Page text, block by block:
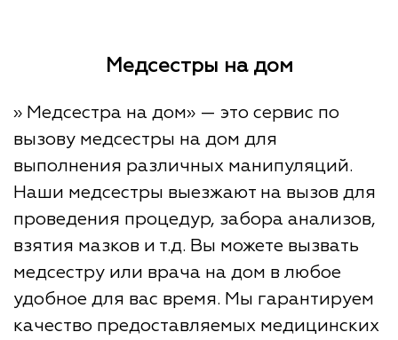
Медсестры на дом
» Медсестра на дом» — это сервис по
вызову медсестры на дом для
выполнения различных манипуляций.
Наши медсестры выезжают на вызов для
проведения процедур, забора анализов,
взятия мазков и т.д. Вы можете вызвать
медсестру или врача на дом в любое
удобное для вас время. Мы гарантируем
качество предоставляемых медицинских